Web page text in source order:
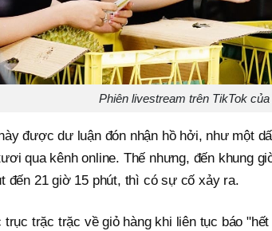
Phiên livestream trên TikTok
được dư luận đón nhận hồ hởi, như một
qua kênh online. Thế nhưng, đến khung
đến 21 giờ 15 phút, thì có sự cố xảy ra.
trục trặc trặc về giỏ hàng khi liên tục báo